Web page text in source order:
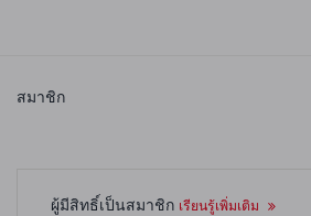
สมาชิก
ผู้มีสิทธิ์เป็นสมาชิก เรียนรู้เพิ่มเติม